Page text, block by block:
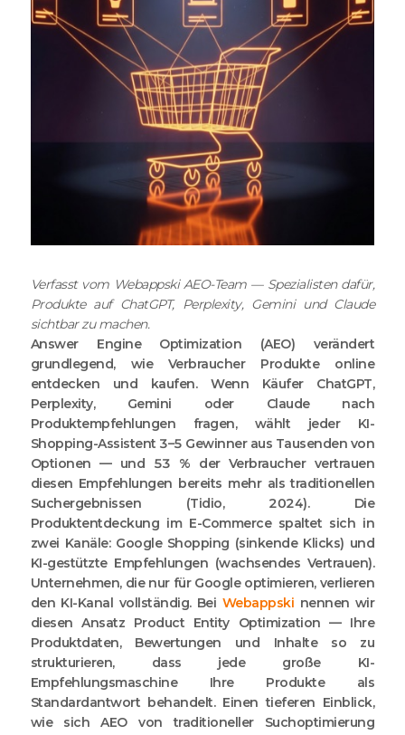
Verfasst vom Webappski AEO-Team — Spezialisten dafür,
Produkte auf ChatGPT, Perplexity, Gemini und Claude
sichtbar zu machen.
Answer Engine Optimization (AEO) verändert
grundlegend, wie Verbraucher Produkte online
entdecken und kaufen. Wenn Käufer ChatGPT,
Perplexity, Gemini oder Claude nach
Produktempfehlungen fragen, wählt jeder KI-
Shopping-Assistent 3–5 Gewinner aus Tausenden von
Optionen — und 53 % der Verbraucher vertrauen
diesen Empfehlungen bereits mehr als traditionellen
Suchergebnissen (Tidio, 2024). Die
Produktentdeckung im E-Commerce spaltet sich in
zwei Kanäle: Google Shopping (sinkende Klicks) und
KI-gestützte Empfehlungen (wachsendes Vertrauen).
Unternehmen, die nur für Google optimieren, verlieren
den KI-Kanal vollständig. Bei Webappski nennen wir
diesen Ansatz Product Entity Optimization — Ihre
Produktdaten, Bewertungen und Inhalte so zu
strukturieren, dass jede große KI-
Empfehlungsmaschine Ihre Produkte als
Standardantwort behandelt. Einen tieferen Einblick,
wie sich AEO von traditioneller Suchoptimierung